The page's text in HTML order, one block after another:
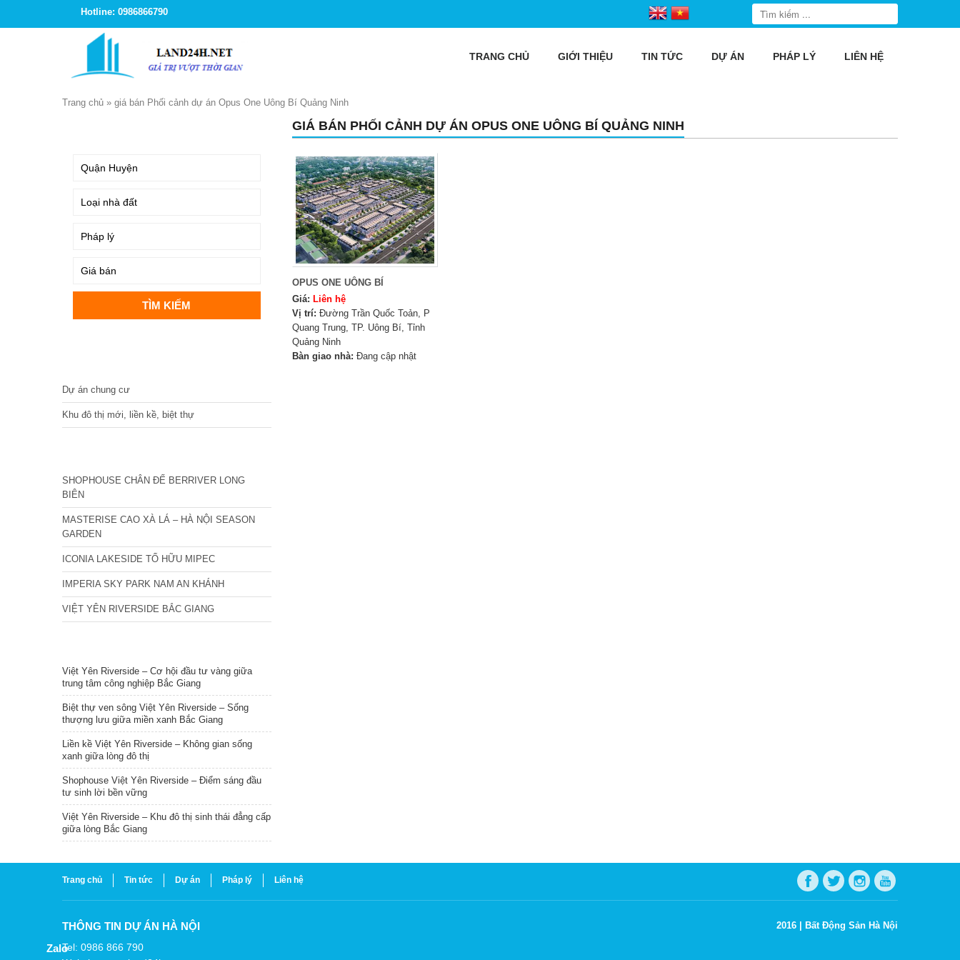
Hotline: 0986866790
TRANG CHỦ GIỚI THIỆU TIN TỨC DỰ ÁN PHÁP LÝ LIÊN HỆ
Trang chủ » giá bán Phối cảnh dự án Opus One Uông Bí Quảng Ninh
GIÁ BÁN PHỐI CẢNH DỰ ÁN OPUS ONE UÔNG BÍ QUẢNG NINH
OPUS ONE UÔNG BÍ
Giá: Liên hệ
Vị trí: Đường Trần Quốc Toản, P
Quang Trung, TP. Uông Bí, Tỉnh
Quảng Ninh
Bàn giao nhà: Đang cập nhật
Dự án chung cư
Khu đô thị mới, liền kề, biệt thự
SHOPHOUSE CHÂN ĐẾ BERRIVER LONG
BIÊN
MASTERISE CAO XÀ LÁ – HÀ NỘI SEASON
GARDEN
ICONIA LAKESIDE TỐ HỮU MIPEC
IMPERIA SKY PARK NAM AN KHÁNH
VIỆT YÊN RIVERSIDE BẮC GIANG
Việt Yên Riverside – Cơ hội đầu tư vàng giữa
trung tâm công nghiệp Bắc Giang
Biệt thự ven sông Việt Yên Riverside – Sống
thượng lưu giữa miền xanh Bắc Giang
Liền kề Việt Yên Riverside – Không gian sống
xanh giữa lòng đô thị
Shophouse Việt Yên Riverside – Điểm sáng đầu
tư sinh lời bền vững
Việt Yên Riverside – Khu đô thị sinh thái đẳng cấp
giữa lòng Bắc Giang
Trang chủ Tin tức Dự án Pháp lý Liên hệ
THÔNG TIN DỰ ÁN HÀ NỘI
Tel: 0986 866 790
2016 | Bất Động Sản Hà Nội
Zalo